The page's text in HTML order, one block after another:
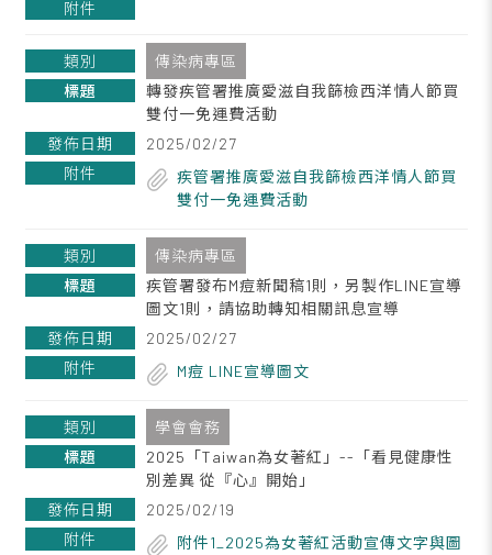
傳染病專區
轉發疾管署推廣愛滋自我篩檢西洋情人節買
雙付一免運費活動
2025/02/27
疾管署推廣愛滋自我篩檢西洋情人節買
雙付一免運費活動
傳染病專區
疾管署發布M痘新聞稿1則，另製作LINE宣導
圖文1則，請協助轉知相關訊息宣導
2025/02/27
M痘 LINE宣導圖文
學會會務
2025「Taiwan為女著紅」--「看見健康性
別差異 從『心』開始」
2025/02/19
附件1_2025為女著紅活動宣傳文字與圖